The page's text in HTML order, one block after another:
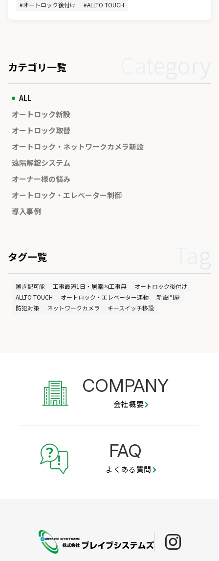
#オートロック後付け #ALLTO TOUCH
カテゴリ一覧 Category
ALL
オートロック新設
オートロック取替
オートロック・ネットワークカメラ新設
遠隔解錠システム
オーナー様の悩み
オートロック・エレベーター制御
導入事例
タグ一覧 Tag
置き配可能 工事最短1日・居室内工事無
オートロック後付け
ALLTO TOUCH
オートロック・エレベーター連動
新設門扉
防犯対策
ネットワークカメラ キースイッチ移設
COMPANY
会社概要
FAQ
よくある質問